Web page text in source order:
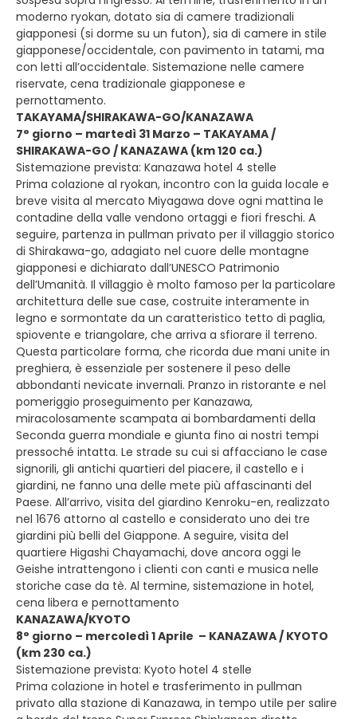
moderno ryokan, dotato sia di camere tradizionali
giapponesi (si dorme su un futon), sia di camere in stile
giapponese/occidentale, con pavimento in tatami, ma
con letti all’occidentale. Sistemazione nelle camere
riservate, cena tradizionale giapponese e
pernottamento.
TAKAYAMA/SHIRAKAWA-GO/KANAZAWA
7° giorno – martedì 31 Marzo – TAKAYAMA /
SHIRAKAWA-GO / KANAZAWA (km 120 ca.)
Sistemazione prevista: Kanazawa hotel 4 stelle
Prima colazione al ryokan, incontro con la guida locale e
breve visita al mercato Miyagawa dove ogni mattina le
contadine della valle vendono ortaggi e fiori freschi. A
seguire, partenza in pullman privato per il villaggio storico
di Shirakawa-go, adagiato nel cuore delle montagne
giapponesi e dichiarato dall’UNESCO Patrimonio
dell’Umanità. Il villaggio è molto famoso per la particolare
architettura delle sue case, costruite interamente in
legno e sormontate da un caratteristico tetto di paglia,
spiovente e triangolare, che arriva a sfiorare il terreno.
Questa particolare forma, che ricorda due mani unite in
preghiera, è essenziale per sostenere il peso delle
abbondanti nevicate invernali. Pranzo in ristorante e nel
pomeriggio proseguimento per Kanazawa,
miracolosamente scampata ai bombardamenti della
Seconda guerra mondiale e giunta fino ai nostri tempi
pressoché intatta. Le strade su cui si affacciano le case
signorili, gli antichi quartieri del piacere, il castello e i
giardini, ne fanno una delle mete più affascinanti del
Paese. All’arrivo, visita del giardino Kenroku-en, realizzato
nel 1676 attorno al castello e considerato uno dei tre
giardini più belli del Giappone. A seguire, visita del
quartiere Higashi Chayamachi, dove ancora oggi le
Geishe intrattengono i clienti con canti e musica nelle
storiche case da tè. Al termine, sistemazione in hotel,
cena libera e pernottamento
KANAZAWA/KYOTO
8° giorno – mercoledì 1 Aprile – KANAZAWA / KYOTO
(km 230 ca.)
Sistemazione prevista: Kyoto hotel 4 stelle
Prima colazione in hotel e trasferimento in pullman
privato alla stazione di Kanazawa, in tempo utile per salire